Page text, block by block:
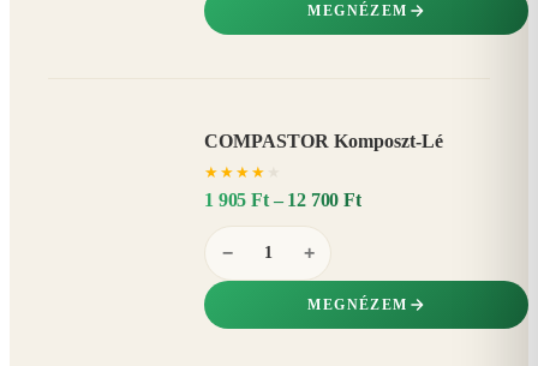
MEGNÉZEM
COMPASTOR Komposzt-Lé
★ ★ ★ ★
1 905 Ft – 12 700 Ft
− +
MEGNÉZEM